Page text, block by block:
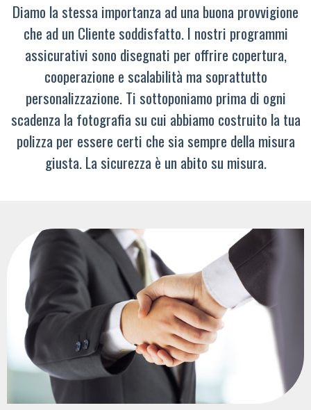
Diamo la stessa importanza ad una buona provvigione
che ad un Cliente soddisfatto. I nostri programmi
assicurativi sono disegnati per offrire copertura,
cooperazione e scalabilità ma soprattutto
personalizzazione. Ti sottoponiamo prima di ogni
scadenza la fotografia su cui abbiamo costruito la tua
polizza per essere certi che sia sempre della misura
giusta. La sicurezza è un abito su misura.